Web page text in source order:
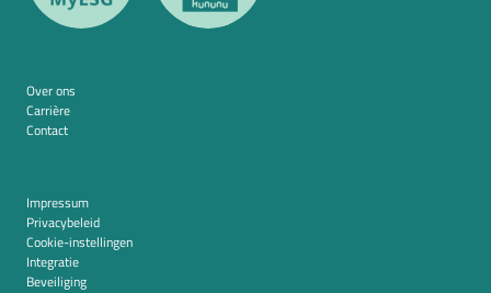
Over ons
Carrière
Contact
Impressum
Privacybeleid
Cookie-instellingen
Integratie
Beveiliging